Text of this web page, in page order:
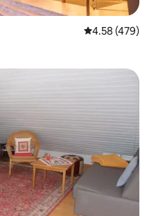
レビュー479
4.58 (479)